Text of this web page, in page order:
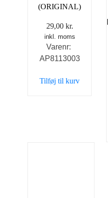
(ORIGINAL)
29,00 kr.
inkl. moms
Varenr:
AP8113003
Tilføj til kurv